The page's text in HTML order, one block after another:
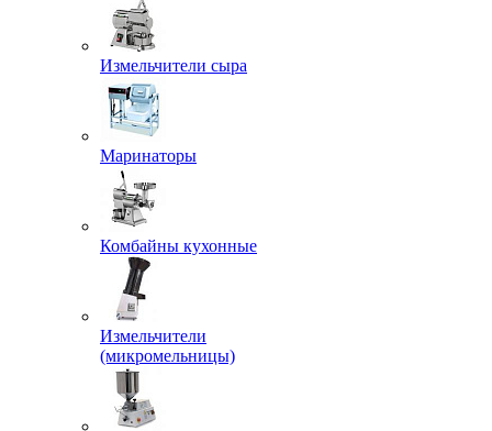
Измельчители сыра
Маринаторы
Комбайны кухонные
Измельчители
(микромельницы)